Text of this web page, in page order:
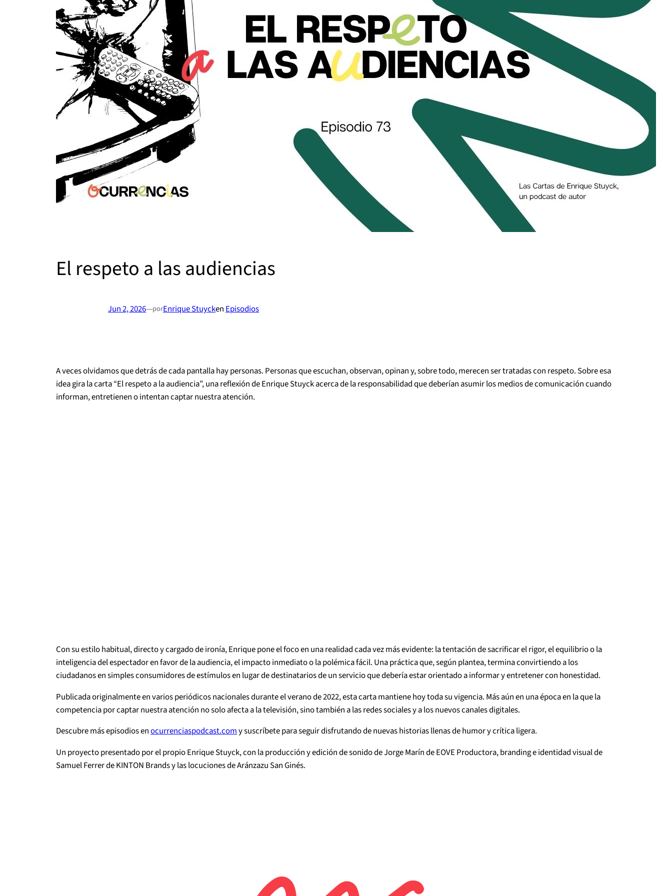
El respeto a las audiencias
Jun 2, 2026—porEnrique StuyckenEpisodios
A veces olvidamos que detrás de cada pantalla hay personas. Personas que escuchan, observan, opinan y, sobre todo, merecen ser tratadas con respeto. Sobre esa
idea gira la carta “El respeto a la audiencia”, una reflexión de Enrique Stuyck acerca de la responsabilidad que deberían asumir los medios de comunicación cuando
informan, entretienen o intentan captar nuestra atención.
Con su estilo habitual, directo y cargado de ironía, Enrique pone el foco en una realidad cada vez más evidente: la tentación de sacrificar el rigor, el equilibrio o la
inteligencia del espectador en favor de la audiencia, el impacto inmediato o la polémica fácil. Una práctica que, según plantea, termina convirtiendo a los
ciudadanos en simples consumidores de estímulos en lugar de destinatarios de un servicio que debería estar orientado a informar y entretener con honestidad.
Publicada originalmente en varios periódicos nacionales durante el verano de 2022, esta carta mantiene hoy toda su vigencia. Más aún en una época en la que la
competencia por captar nuestra atención no solo afecta a la televisión, sino también a las redes sociales y a los nuevos canales digitales.
Descubre más episodios en ⁠⁠ocurrenciaspodcast.com⁠⁠ y suscríbete para seguir disfrutando de nuevas historias llenas de humor y crítica ligera.
Un proyecto presentado por el propio Enrique Stuyck, con la producción y edición de sonido de Jorge Marín de EOVE Productora, branding e identidad visual de
Samuel Ferrer de KINTON Brands y las locuciones de Aránzazu San Ginés.